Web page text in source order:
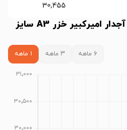
30,455
نمودار قیمت میلگرد آجدار امیرکبیر خزر A3 سایز
۶ ماهه ۳ ماهه ۱ ماهه